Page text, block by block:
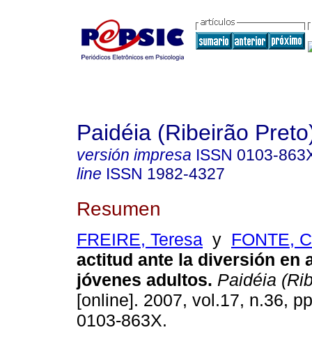
Paidéia (Ribeirão
versión impresa ISSN 0103-
line ISSN 1982-4327
Resumen
FREIRE, Teresa y FONTE,
actitud ante la diversión en
jóvenes adultos. Paidéia
[online]. 2007, vol.17, n.36,
0103-863X.